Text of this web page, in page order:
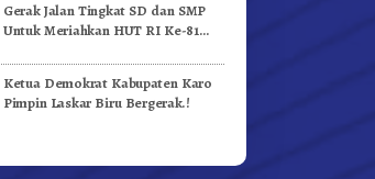
Gerak Jalan Tingkat SD dan SMP
Untuk Meriahkan HUT RI Ke-81
Ketua Demokrat Kabupaten Karo
Pimpin Laskar Biru Bergerak.!